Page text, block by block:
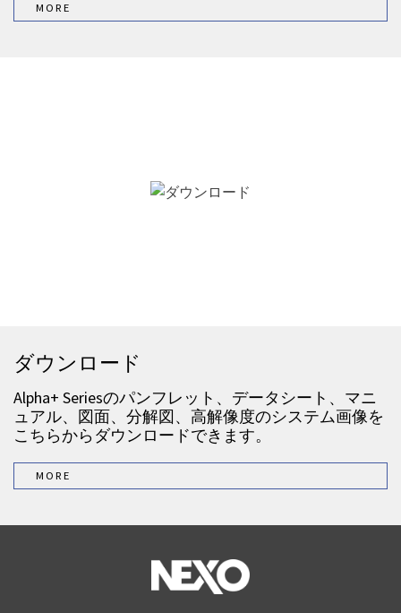
MORE
ダウンロード
Alpha+ Seriesのパンフレット、データシート、マニ
ュアル、図面、分解図、高解像度のシステム画像を
こちらからダウンロードできます。
MORE